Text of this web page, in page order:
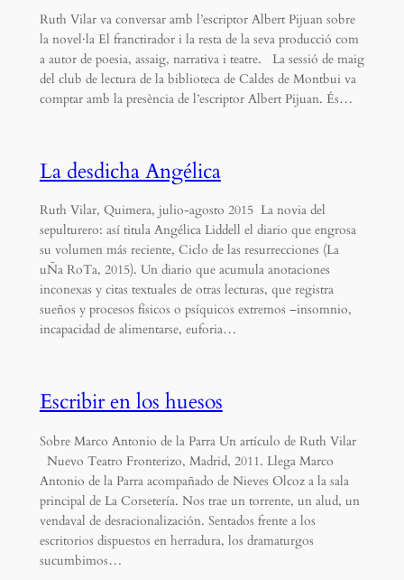
Ruth Vilar va conversar amb l’escriptor Albert Pijuan sobre
la novel·la El franctirador i la resta de la seva producció com
a autor de poesia, assaig, narrativa i teatre. La sessió de maig
del club de lectura de la biblioteca de Caldes de Montbui va
comptar amb la presència de l’escriptor Albert Pijuan. És…
La desdicha Angélica
Ruth Vilar, Quimera, julio-agosto 2015 La novia del
sepulturero: así titula Angélica Liddell el diario que engrosa
su volumen más reciente, Ciclo de las resurrecciones (La
uÑa RoTa, 2015). Un diario que acumula anotaciones
inconexas y citas textuales de otras lecturas, que registra
sueños y procesos físicos o psíquicos extremos –insomnio,
incapacidad de alimentarse, euforia…
Escribir en los huesos
Sobre Marco Antonio de la Parra Un artículo de Ruth Vilar
Nuevo Teatro Fronterizo, Madrid, 2011. Llega Marco
Antonio de la Parra acompañado de Nieves Olcoz a la sala
principal de La Corsetería. Nos trae un torrente, un alud, un
vendaval de desracionalización. Sentados frente a los
escritorios dispuestos en herradura, los dramaturgos
sucumbimos…